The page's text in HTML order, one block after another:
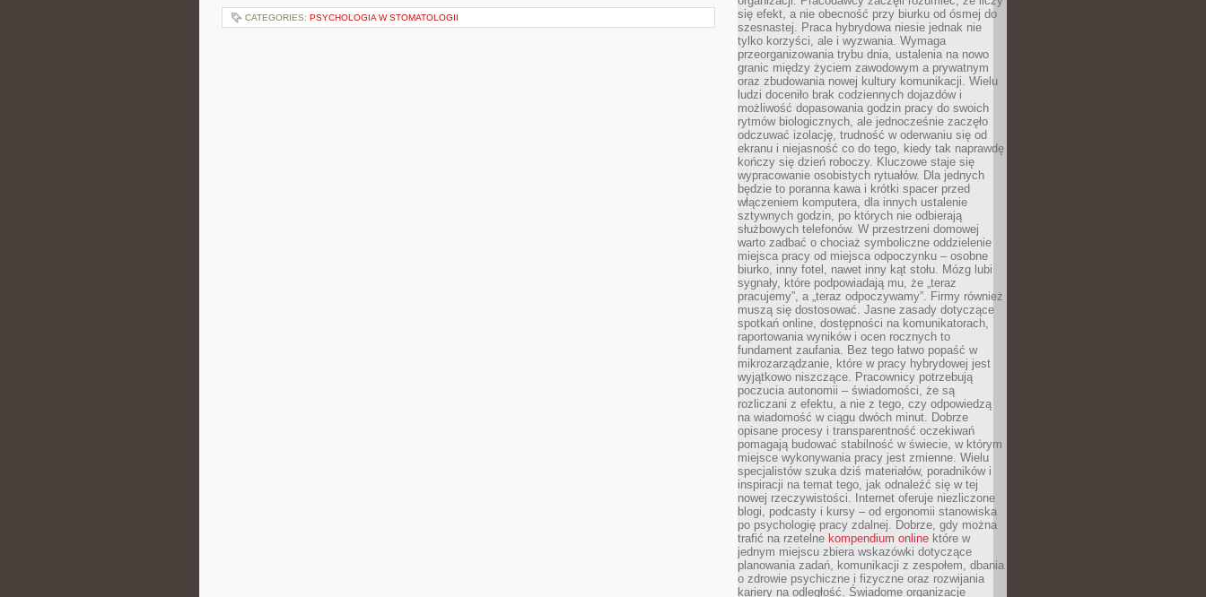
CATEGORIES: PSYCHOLOGIA W STOMATOLOGII
się efekt, a nie obecność przy biurku od ósmej do
szesnastej. Praca hybrydowa niesie jednak nie
tylko korzyści, ale i wyzwania. Wymaga
przeorganizowania trybu dnia, ustalenia na nowo
granic między życiem zawodowym a prywatnym
oraz zbudowania nowej kultury komunikacji. Wielu
ludzi doceniło brak codziennych dojazdów i
możliwość dopasowania godzin pracy do swoich
rytmów biologicznych, ale jednocześnie zaczęło
odczuwać izolację, trudność w oderwaniu się od
ekranu i niejasność co do tego, kiedy tak naprawdę
kończy się dzień roboczy. Kluczowe staje się
wypracowanie osobistych rytuałów. Dla jednych
będzie to poranna kawa i krótki spacer przed
włączeniem komputera, dla innych ustalenie
sztywnych godzin, po których nie odbierają
służbowych telefonów. W przestrzeni domowej
warto zadbać o chociaż symboliczne oddzielenie
miejsca pracy od miejsca odpoczynku – osobne
biurko, inny fotel, nawet inny kąt stołu. Mózg lubi
sygnały, które podpowiadają mu, że „teraz
pracujemy”, a „teraz odpoczywamy”. Firmy również
muszą się dostosować. Jasne zasady dotyczące
spotkań online, dostępności na komunikatorach,
raportowania wyników i ocen rocznych to
fundament zaufania. Bez tego łatwo popaść w
mikrozarządzanie, które w pracy hybrydowej jest
wyjątkowo niszczące. Pracownicy potrzebują
poczucia autonomii – świadomości, że są
rozliczani z efektu, a nie z tego, czy odpowiedzą
na wiadomość w ciągu dwóch minut. Dobrze
opisane procesy i transparentność oczekiwań
pomagają budować stabilność w świecie, w którym
miejsce wykonywania pracy jest zmienne. Wielu
specjalistów szuka dziś materiałów, poradników i
inspiracji na temat tego, jak odnaleźć się w tej
nowej rzeczywistości. Internet oferuje niezliczone
blogi, podcasty i kursy – od ergonomii stanowiska
po psychologię pracy zdalnej. Dobrze, gdy można
trafić na rzetelne kompendium online które w
jednym miejscu zbiera wskazówki dotyczące
planowania zadań, komunikacji z zespołem, dbania
o zdrowie psychiczne i fizyczne oraz rozwijania
kariery na odległość. Świadome organizacje